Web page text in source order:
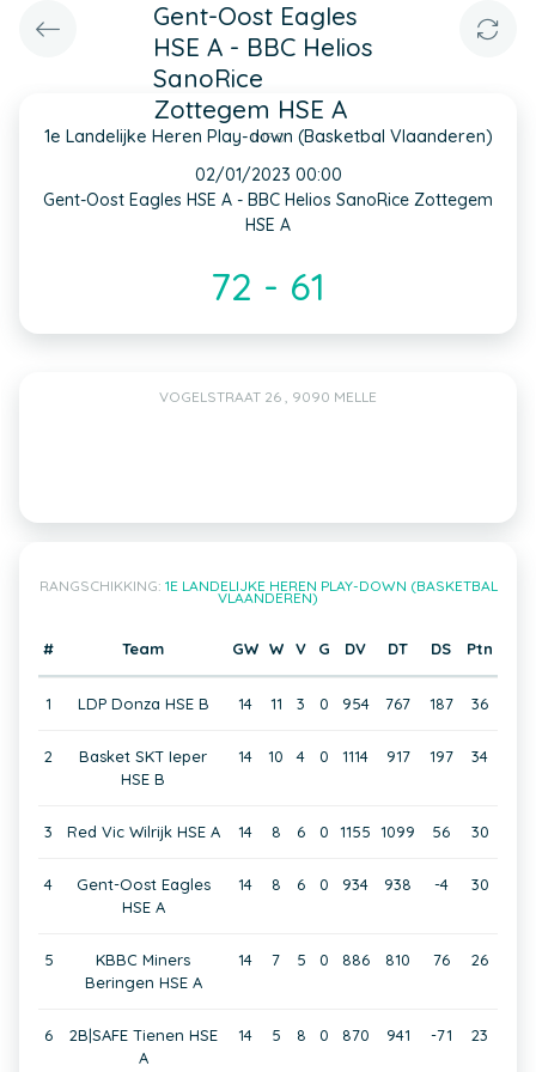
Gent-Oost Eagles
HSE A - BBC Helios
SanoRice
Zottegem HSE A
1e Landelijke Heren Play-down (Basketbal Vlaanderen)
INFO
02/01/2023 00:00
Gent-Oost Eagles HSE A - BBC Helios SanoRice Zottegem
HSE A
72 - 61
VOGELSTRAAT 26 , 9090 MELLE
RANGSCHIKKING: 1E LANDELIJKE HEREN PLAY-DOWN (BASKETBAL
VLAANDEREN)
# Team GW W V G DV DT DS Ptn
1 LDP Donza HSE B 14 11 3 0 954 767 187 36
2
Basket SKT Ieper
HSE B
14 10 4 0 1114 917 197 34
3 Red Vic Wilrijk HSE A 14 8 6 0 1155 1099 56 30
4
Gent-Oost Eagles
HSE A
14 8 6 0 934 938 -4 30
5
KBBC Miners
Beringen HSE A
14 7 5 0 886 810 76 26
6
2B|SAFE Tienen HSE
A
14 5 8 0 870 941 -71 23